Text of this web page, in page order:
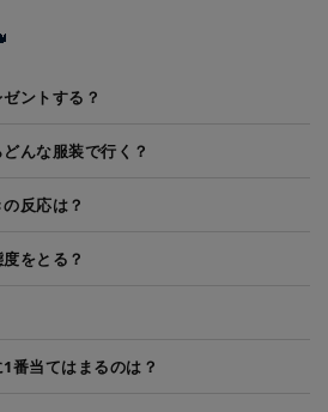
ントする？
んな服装で行く？
反応は？
をとる？
番当てはまるのは？